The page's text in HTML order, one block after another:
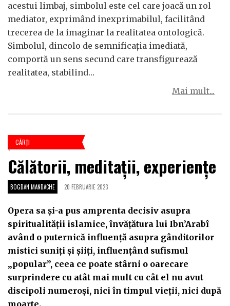
acestui limbaj, simbolul este cel care joacă un rol
mediator, exprimând inexprimabilul, facilitând
trecerea de la imaginar la realitatea ontologică.
Simbolul, dincolo de semnificația imediată,
comportă un sens secund care transfigurează
realitatea, stabilind…
Mai mult...
CĂRŢI
Călătorii, meditații, experiențe
BOGDAN MANDACHE 20 FEBRUARIE 2023
Opera sa și-a pus amprenta decisiv asupra
spiritualității islamice, învățătura lui Ibn’Arabî
având o puternică influență asupra gânditorilor
mistici suniți și șiiți, influențând sufismul
„popular”, ceea ce poate stârni o oarecare
surprindere cu atât mai mult cu cât el nu avut
discipoli numeroși, nici în timpul vieții, nici după
moarte.